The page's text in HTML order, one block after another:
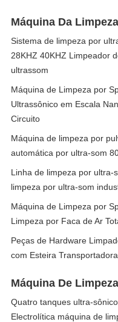
Máquina Da
Sistema de limpeza por
28KHZ 40KHZ Limpeador
ultrassom
Máquina de Limpeza por
Ultrassônico em Escala
Circuito
Máquina de limpeza por
automática por ultra-som
Linha de limpeza por ultra-
limpeza por ultra-som
Máquina de Limpeza por
Limpeza por Faca de Ar
Peças de Hardware
com Esteira
Máquina De
Quatro tanques ultra-
Electrolítica máquina de